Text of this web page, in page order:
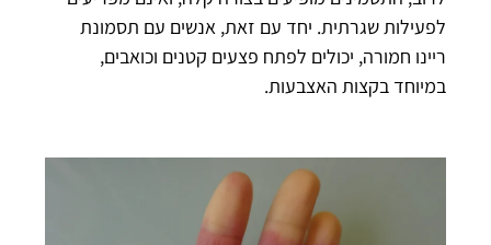
לפעילות שגרתית. יחד עם זאת, אנשים עם תסמונת
ריינו חמורה, יכולים לפתח פצעים קטנים וכואבים,
במיוחד בקצות האצבעות.